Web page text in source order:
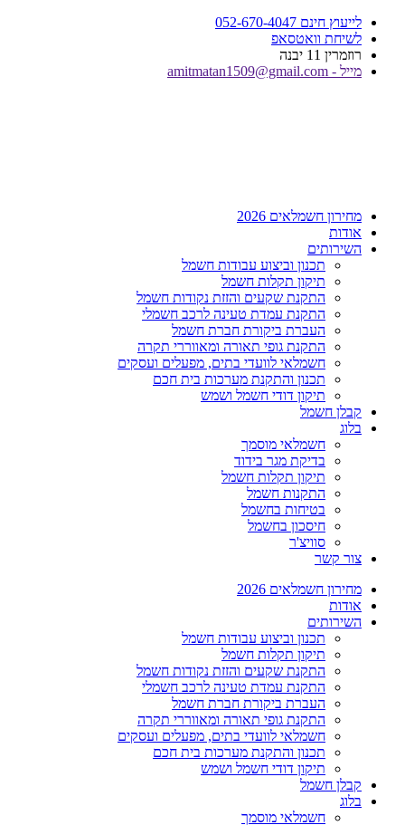
לתוכן
לייעוץ חינם 052-670-4047
לשיחת וואטסאפ
רוזמרין 11 יבנה
מייל - amitmatan1509@gmail.com
מחירון חשמלאים 2026
אודות
השירותים
תכנון וביצוע עבודות חשמל
תיקון תקלות חשמל
התקנת שקעים והזזת נקודות חשמל
התקנת עמדת טעינה לרכב חשמלי
העברת ביקורת חברת חשמל
התקנת גופי תאורה ומאווררי תקרה
חשמלאי לוועדי בתים, מפעלים ועסקים
תכנון והתקנת מערכות בית חכם
תיקון דודי חשמל ושמש
קבלן חשמל
בלוג
חשמלאי מוסמך
בדיקת מגר בידוד
תיקון תקלות חשמל
התקנות חשמל
בטיחות בחשמל
חיסכון בחשמל
סוויצ'ר
צור קשר
מחירון חשמלאים 2026
אודות
השירותים
תכנון וביצוע עבודות חשמל
תיקון תקלות חשמל
התקנת שקעים והזזת נקודות חשמל
התקנת עמדת טעינה לרכב חשמלי
העברת ביקורת חברת חשמל
התקנת גופי תאורה ומאווררי תקרה
חשמלאי לוועדי בתים, מפעלים ועסקים
תכנון והתקנת מערכות בית חכם
תיקון דודי חשמל ושמש
קבלן חשמל
בלוג
חשמלאי מוסמך